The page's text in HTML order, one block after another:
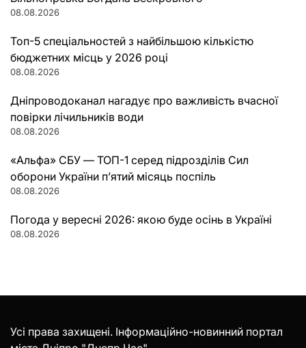
08.08.2026
Топ-5 спеціальностей з найбільшою кількістю
бюджетних місць у 2026 році
08.08.2026
Дніпроводоканал нагадує про важливість вчасної
повірки лічильників води
08.08.2026
«Альфа» СБУ — ТОП-1 серед підрозділів Сил
оборони України п’ятий місяць поспіль
08.08.2026
Погода у вересні 2026: якою буде осінь в Україні
08.08.2026
Усі права захищені. Інформаційно-новинний портал